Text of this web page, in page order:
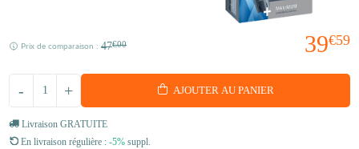
39€59
Prix de comparaison : 47€00
+
- AJOUTER AU PANIER
Livraison GRATUITE
En livraison régulière : -5% suppl.